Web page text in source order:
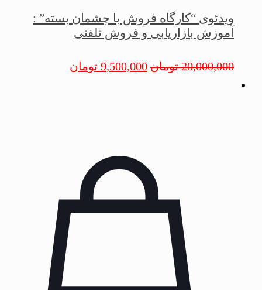
ویدئوی “کارگاه فروش با چشمان بسته” :
آموزش بازاریابی و فروش تلفنی
20,000,000 تومان 9,500,000 تومان